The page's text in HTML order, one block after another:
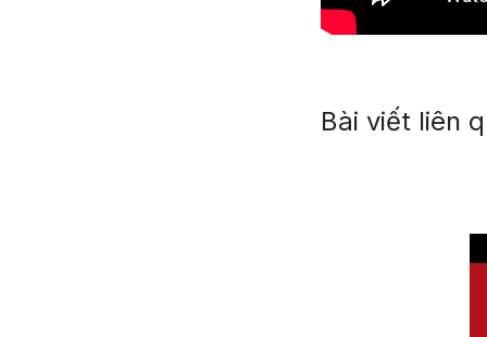
Bài viết liên